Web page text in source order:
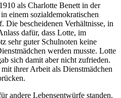
als Charlotte Benett in der
einem sozialdemokratischen
Die bescheidenen Verhältnisse, in
dafür, dass Lotte, im
sehr guter Schulnoten keine
werden musste. Lotte
sich damit aber nicht zufrieden.
ihrer Arbeit als Dienstmädchen
andere Lebensentwürfe standen.